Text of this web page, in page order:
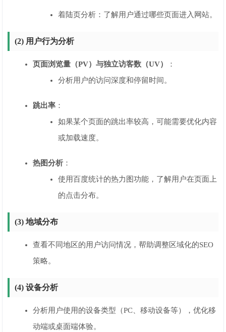
着陆页分析：了解用户通过哪些页面进入网站。
(2) 用户行为分析
页面浏览量（PV）与独立访客数（UV）
：
分析用户的访问深度和停留时间。
跳出率 ：
如果某个页面的跳出率较高，可能需要优化内容
或加载速度。
热图分析 ：
使用百度统计的热力图功能，了解用户在页面上
的点击分布。
(3) 地域分布
查看不同地区的用户访问情况，帮助调整区域化的SEO
策略。
(4) 设备分析
分析用户使用的设备类型（PC、移动设备等），优化移
动端或桌面端体验。